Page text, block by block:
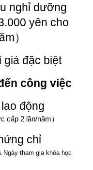
nghỉ dưỡng
yên cho
）
giá đặc biệt
công việc
động
cấp 2 lần/năm）
chỉ
tham gia khóa học